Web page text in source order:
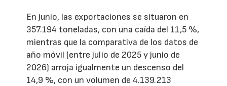
En junio, las exportaciones se situaron en
357.194 toneladas, con una caída del 11,5 %,
mientras que la comparativa de los datos de
año móvil (entre julio de 2025 y junio de
2026) arroja igualmente un descenso del
14,9 %, con un volumen de 4.139.213